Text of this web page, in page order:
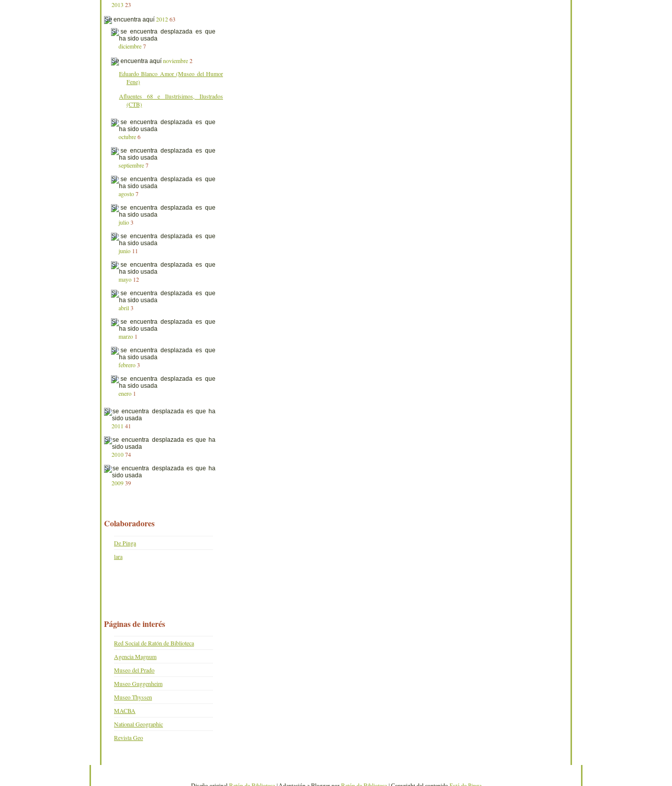
2013 23
201263
diciembre 7
noviembre 2
Eduardo Blanco Amor (Museo del Humor
Fene)
Afluentes 68 e Ilustrísimos, Ilustrados
(CTB)
octubre 6
septiembre 7
agosto 7
julio 3
junio 11
mayo 12
abril 3
marzo 1
febrero 3
enero 1
2011 41
201074
200939
Colaboradores
De Pinga
lara
Páginas de interés
Red Social de Ratón de Biblioteca
Agencia Magnum
Museo del Prado
Museo Guggenheim
Museo Thyssen
MACBA
National Geographic
Revista Geo